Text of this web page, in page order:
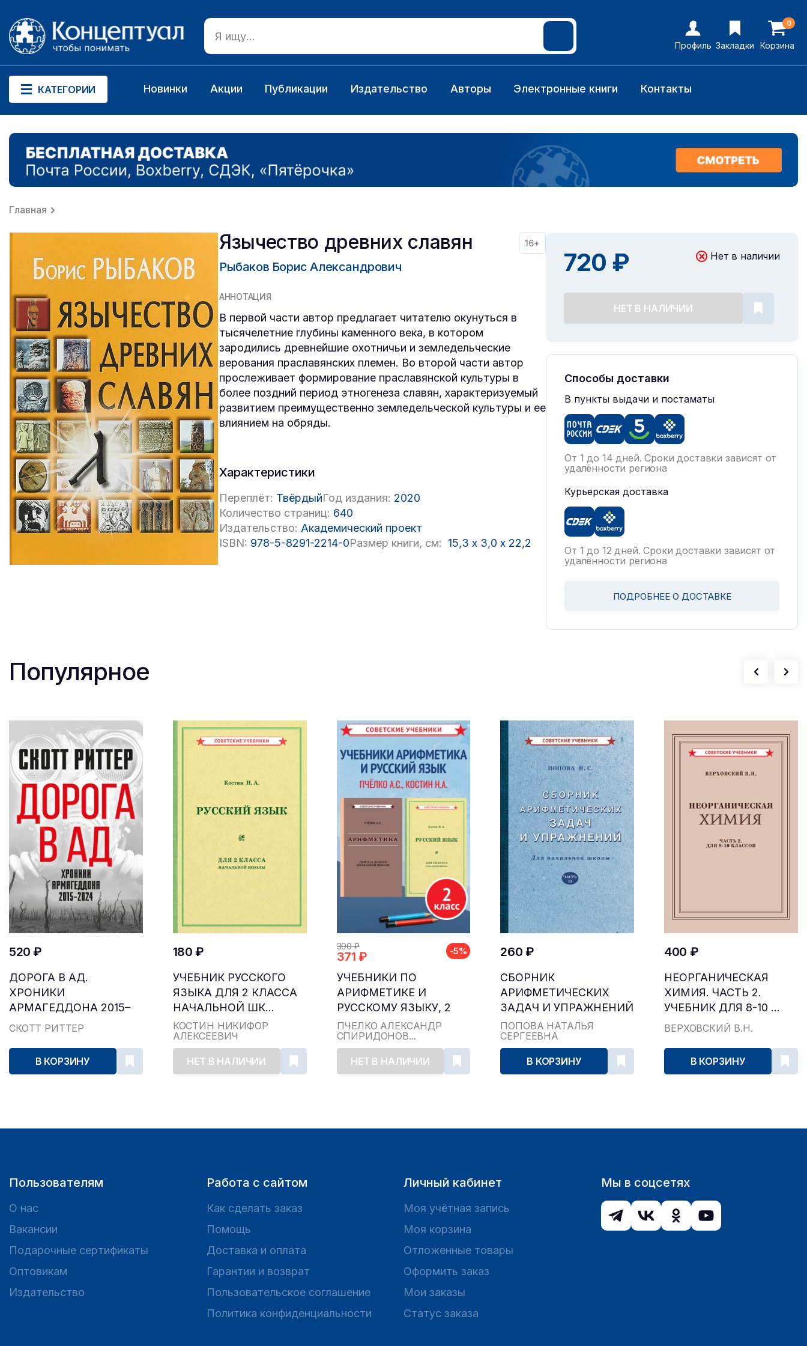
Профиль Закладки
0
Корзина
КАТЕГОРИИ Новинки Акции Публикации Издательство Авторы Электронные книги Контакты
Главная
Язычество древних славян 16+
Рыбаков Борис Александрович
АННОТАЦИЯ
В первой части автор предлагает читателю окунуться в
тысячелетние глубины каменного века, в котором
зародились древнейшие охотничьи и земледельческие
верования праславянских племен. Во второй части автор
прослеживает формирование праславянской культуры в
более поздний период этногенеза славян, характеризуемый
развитием преимущественно земледельческой культуры и ее
влиянием на обряды.
Характеристики
Переплёт: ТвёрдыйГод издания: 2020
Количество страниц: 640
Издательство: Академический проект
ISBN: 978-5-8291-2214-0Размер книги, см: 15,3 x 3,0 x 22,2
720 ₽ Нет в наличии
НЕТ В НАЛИЧИИ
Способы доставки
В пункты выдачи и постаматы
От 1 до 14 дней. Сроки доставки зависят от
удалённости региона
Курьерская доставка
От 1 до 12 дней. Сроки доставки зависят от
удалённости региона
ПОДРОБНЕЕ О ДОСТАВКЕ
Популярное
520 ₽
ДОРОГА В АД.
ХРОНИКИ
АРМАГЕДДОНА 2015–
2024
СКОТТ РИТТЕР
В КОРЗИНУ
180 ₽
УЧЕБНИК РУССКОГО
ЯЗЫКА ДЛЯ 2 КЛАССА
НАЧАЛЬНОЙ ШК...
КОСТИН НИКИФОР
АЛЕКСЕЕВИЧ
НЕТ В НАЛИЧИИ
390 ₽
371 ₽ -5%
УЧЕБНИКИ ПО
АРИФМЕТИКЕ И
РУССКОМУ ЯЗЫКУ, 2
КЛАСС...
ПЧЁЛКО АЛЕКСАНДР
СПИРИДОНОВ...
НЕТ В НАЛИЧИИ
260 ₽
СБОРНИК
АРИФМЕТИЧЕСКИХ
ЗАДАЧ И УПРАЖНЕНИЙ
ДЛЯ НА...
ПОПОВА НАТАЛЬЯ
СЕРГЕЕВНА
В КОРЗИНУ
400 ₽
НЕОРГАНИЧЕСКАЯ
ХИМИЯ. ЧАСТЬ 2.
УЧЕБНИК ДЛЯ 8-10 ...
ВЕРХОВСКИЙ В.Н.
В КОРЗИНУ
Пользователям
О нас
Вакансии
Подарочные сертификаты
Оптовикам
Издательство
Работа с сайтом
Как сделать заказ
Помощь
Доставка и оплата
Гарантии и возврат
Пользовательское соглашение
Политика конфиденциальности
Личный кабинет
Моя учётная запись
Моя корзина
Отложенные товары
Оформить заказ
Мои заказы
Статус заказа
Мы в соцсетях